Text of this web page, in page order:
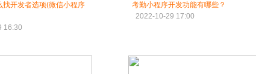
找开发者选项(微信小程序
16:30
考勤小程序开发功能有哪些？
2022-10-29 17:00